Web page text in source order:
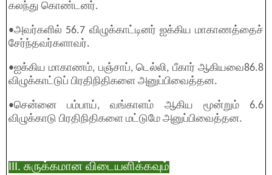
கலந்து கொண்டனர்.
•அவர்களில் 56.7 விழுக்காட்டினர் ஐக்கிய மாகாணத்தைச்
சேர்ந்தவர்களாவர்.
•ஐக்கிய மாகாணம், பஞ்சாப், டெல்லி, பீகார் ஆகியவை86.8
விழுக்காட்டுப் பிரதிநிதிகளை அனுப்பிவைத்தன.
•சென்னை பம்பாய், வங்காளம் ஆகிய மூன்றும் 6.6
விழுக்காடு பிரதிநிதிகளை மட்டுமே அனுப்பிவைத்தன.
III. சுருக்கமான விடையளிக்கவும்